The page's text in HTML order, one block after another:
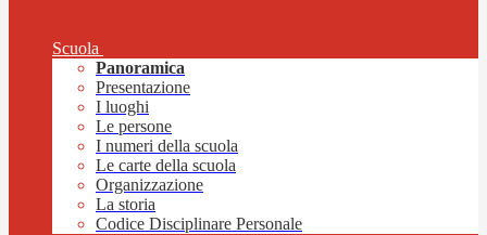
Scuola
Panoramica
Presentazione
I luoghi
Le persone
I numeri della scuola
Le carte della scuola
Organizzazione
La storia
Codice Disciplinare Personale